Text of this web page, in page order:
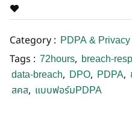
Category : PDPA &
Tags : 72hours, breach-
data-breach, DPO, PDPA,
สคส, แบบฟอร์มPDPA